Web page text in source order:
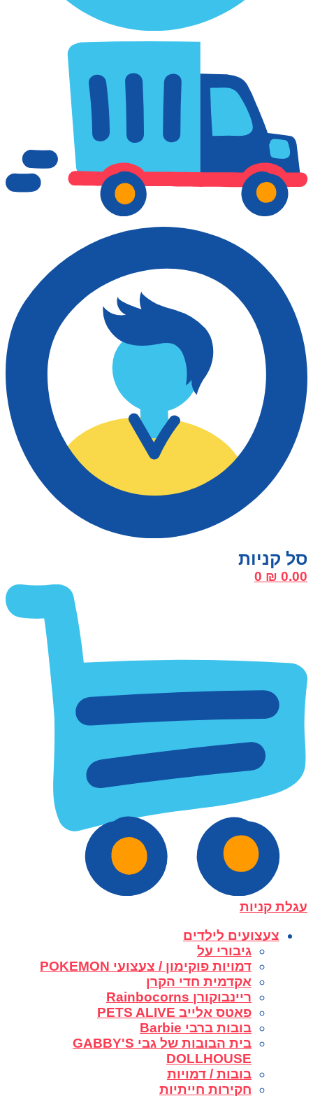
₪ 0.00
0
עגלת קניות
צעצועים לילדים
גיבורי על
דמויות פוקימון / צעצועי POKEMON
אקדמית חדי הקרן
ריינבוקורן Rainbocorns
פאטס אלייב PETS ALIVE
בובות ברבי Barbie
בית הבובות של גבי GABBY'S
DOLLHOUSE
בובות / דמויות
חקירות חייתיות